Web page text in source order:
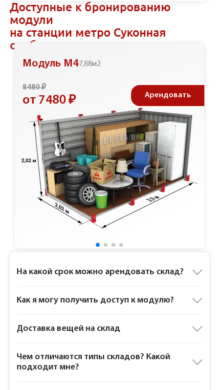
Доступные к бронированию
модули
на станции метро Суконная
слобода
Модуль М47,88м2
8480 ₽
от 7480 ₽ Арендовать
На какой срок можно арендовать склад?
Как я могу получить доступ к модулю?
Доставка вещей на склад
Чем отличаются типы складов? Какой
подходит мне?